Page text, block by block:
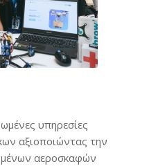
υπηρεσίες
αξιοποιώντας την
αεροσκαφών